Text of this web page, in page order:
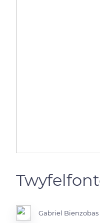
Gabriel Bienzobas